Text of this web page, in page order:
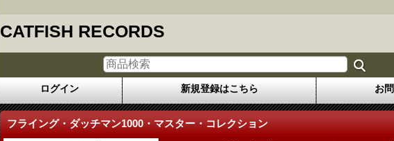
CATFISH RECORDS
ログイン 新規登録はこちら お
フライング・ダッチマン1000・マスター・コレクション